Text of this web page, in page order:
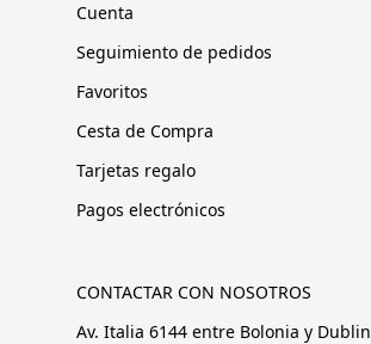
Cuenta
Seguimiento de pedidos
Favoritos
Cesta de Compra
Tarjetas regalo
Pagos electrónicos
CONTACTAR CON NOSOTROS
Av. Italia 6144 entre Bolonia y Dublin